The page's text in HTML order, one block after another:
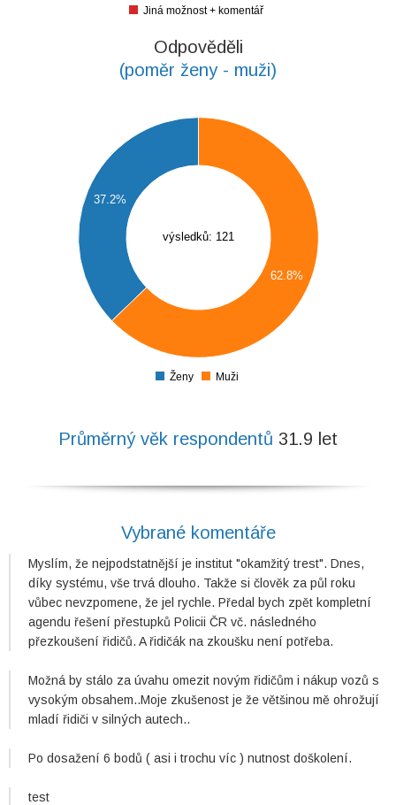
Jiná možnost + komentář
Odpověděli
(poměr ženy - muži)
výsledků: 121
37.2%
62.8%
Ženy Muži
Průměrný věk respondentů 31.9 let
Vybrané komentáře
Myslím, že nejpodstatnější je institut "okamžitý trest". Dnes,
díky systému, vše trvá dlouho. Takže si člověk za půl roku
vůbec nevzpomene, že jel rychle. Předal bych zpět kompletní
agendu řešení přestupků Policii ČR vč. následného
přezkoušení řidičů. A řidičák na zkoušku není potřeba.
Možná by stálo za úvahu omezit novým řidičům i nákup vozů s
vysokým obsahem..Moje zkušenost je že většinou mě ohrožují
mladí řidiči v silných autech..
Po dosažení 6 bodů ( asi i trochu víc ) nutnost doškolení.
test